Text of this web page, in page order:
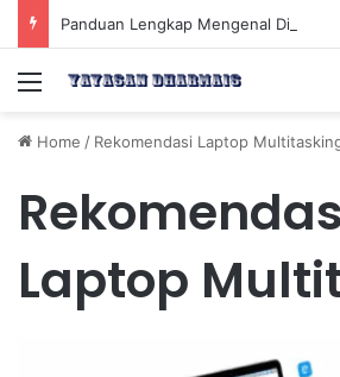
Menu
Home / Rekomendasi Laptop
Laptop